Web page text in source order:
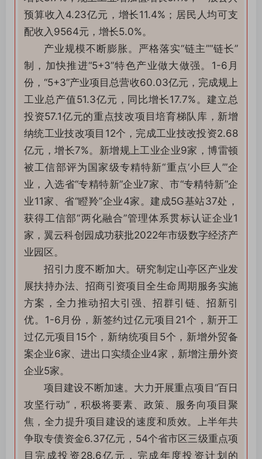
预算收入4.23亿元，增长11.4%；居民人均可支
配收入9564元，增长5.0%。
产业规模不断膨胀。严格落实“链主”“链长”
制，加快推进“5+3”特色产业做大做强。1-6月
份，“5+3”产业项目总营收60.03亿元，完成规上
工业总产值51.3亿元，同比增长17.7%。建立总
投资57.1亿元的重点技改项目培育梯队库，新增
纳统工业技改项目12个，完成工业技改投资2.68
亿元，增长7%。新增规上工业企业9家，博雷顿
被工信部评为国家级专精特新“重点‘小巨人’”企
业，入选省“专精特新”企业7家、市“专精特新”企
业11家、省“瞪羚”企业4家。建成5G基站37处，
获得工信部“两化融合”管理体系贯标认证企业1
家，翼云科创园成功获批2022年市级数字经济产
业园区。
招引力度不断加大。研究制定山亭区产业发
展扶持办法、招商引资项目全生命周期服务实施
方案，全力推动招大引强、招群引链、招新引
优。1-6月份，新签约过亿元项目21个，新开工
过亿元项目15个，新纳统项目5个，新增外贸备
案企业6家、进出口实绩企业4家，新增注册外资
企业5家。
项目建设不断加速。大力开展重点项目“百日
攻坚行动”，积极将要素、政策、服务向项目聚
焦，全力提升项目建设的速度和质效。上半年共
争取专债资金6.37亿元，54个省市区三级重点项
目完成投资28.6亿元，完成年度投资计划的